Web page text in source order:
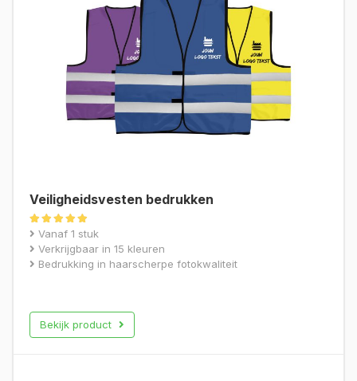
Veiligheidsvesten bedrukken
Gewaardeerd
4.84
uit 5
Vanaf 1 stuk
Verkrijgbaar in 15 kleuren
Bedrukking in haarscherpe fotokwaliteit
Bekijk product